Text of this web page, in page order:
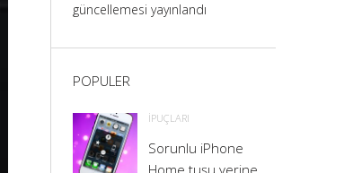
güncellemesi yayınlandı
POPULER
İPUÇLARI
Sorunlu iPhone